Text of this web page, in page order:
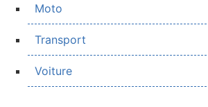
Moto
Transport
Voiture